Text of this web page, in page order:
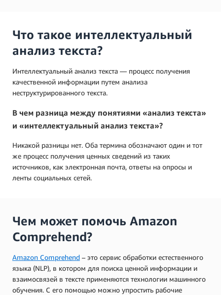
Что такое интеллектуальный
анализ текста?
Интеллектуальный анализ текста — процесс получения
качественной информации путем анализа
неструктурированного текста.
В чем разница между понятиями «анализ текста»
и «интеллектуальный анализ текста»?
Никакой разницы нет. Оба термина обозначают один и тот
же процесс получения ценных сведений из таких
источников, как электронная почта, ответы на опросы и
ленты социальных сетей.
Чем может помочь Amazon
Comprehend?
Amazon Comprehend – это сервис обработки естественного
языка (NLP), в котором для поиска ценной информации и
взаимосвязей в тексте применяются технологии машинного
обучения. С его помощью можно упростить рабочие